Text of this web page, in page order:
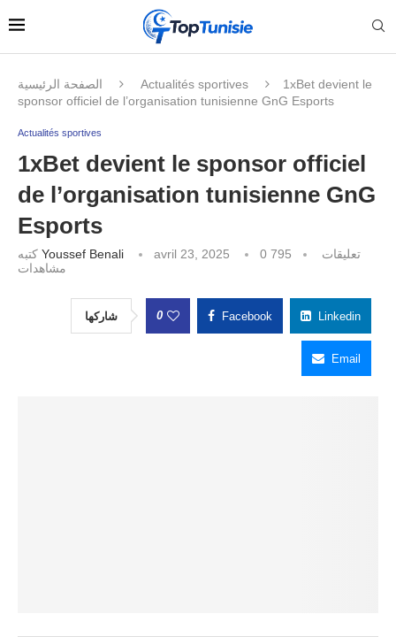
الصفحة الرئيسية Actualités sportives
1xBet devient le
sponsor officiel de l’organisation tunisienne GnG Esports
Actualités sportives
1xBet devient le sponsor officiel
de l’organisation tunisienne GnG
Esports
Youssef Benali avril 23, 2025 0 تعليقات
795
مشاهدات
شاركها 0 Facebook Linkedin
Email